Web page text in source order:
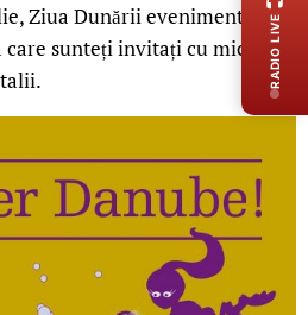
Ziua Dunării eveniment
care sunteți invitați cu mic, cuRADIO LIVE